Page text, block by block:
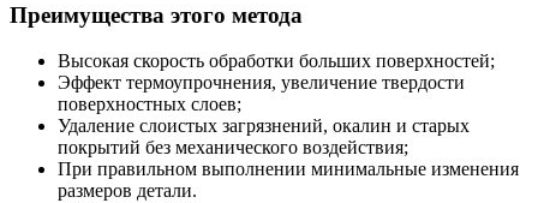
Преимущества этого метода
Высокая скорость обработки больших поверхностей;
Эффект термоупрочнения, увеличение твердости
поверхностных слоев;
Удаление слоистых загрязнений, окалин и старых
покрытий без механического воздействия;
При правильном выполнении минимальные изменения
размеров детали.